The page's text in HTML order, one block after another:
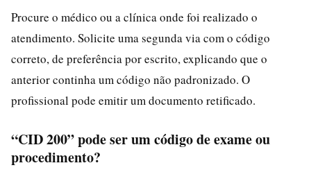
Procure o médico ou a clínica onde foi realizado o
atendimento. Solicite uma segunda via com o código
correto, de preferência por escrito, explicando que o
anterior continha um código não padronizado. O
profissional pode emitir um documento retificado.
“CID 200” pode ser um código de exame ou
procedimento?